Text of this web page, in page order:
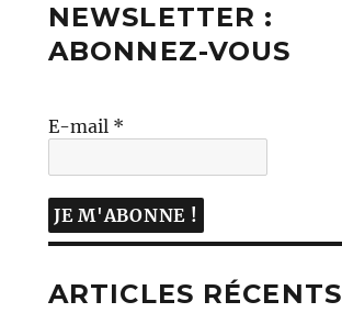
NEWSLETTER :
ABONNEZ-VOUS
E-mail *
ARTICLES RÉCENTS